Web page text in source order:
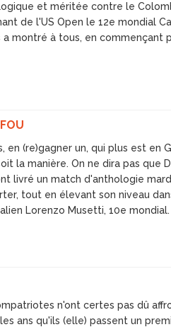
et méritée contre le
de l'US Open le 12e mondial
a montré à tous, en commençant
(re)gagner un, qui plus est en
la manière. On ne dira pas que
livré un match d'anthologie
tout en élevant son niveau
Lorenzo Musetti, 10e mondial.
n'ont certes pas dû
ans qu'ils (elle) passent un